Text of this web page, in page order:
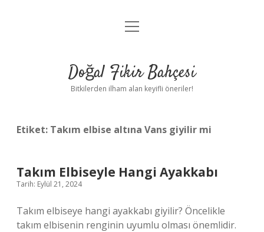
Anasayfa
Yasal Uyarı
menüyü
Doğal Fikir Bahçesi
Bitkilerden ilham alan keyifli öneriler!
Etiket: Takım elbise altına Vans giyilir mi
Takım Elbiseyle Hangi Ayakkabı
Tarih: Eylül 21, 2024
Takım elbiseye hangi ayakkabı giyilir? Öncelikle
takım elbisenin renginin uyumlu olması önemlidir.